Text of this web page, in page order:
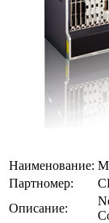
Наименование:
Партномер:
Описание: